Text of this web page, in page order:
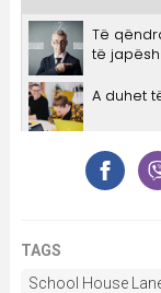
TAGS
School House